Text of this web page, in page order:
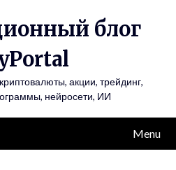
блог
акции, трейдинг,
нейросети, ИИ
Menu